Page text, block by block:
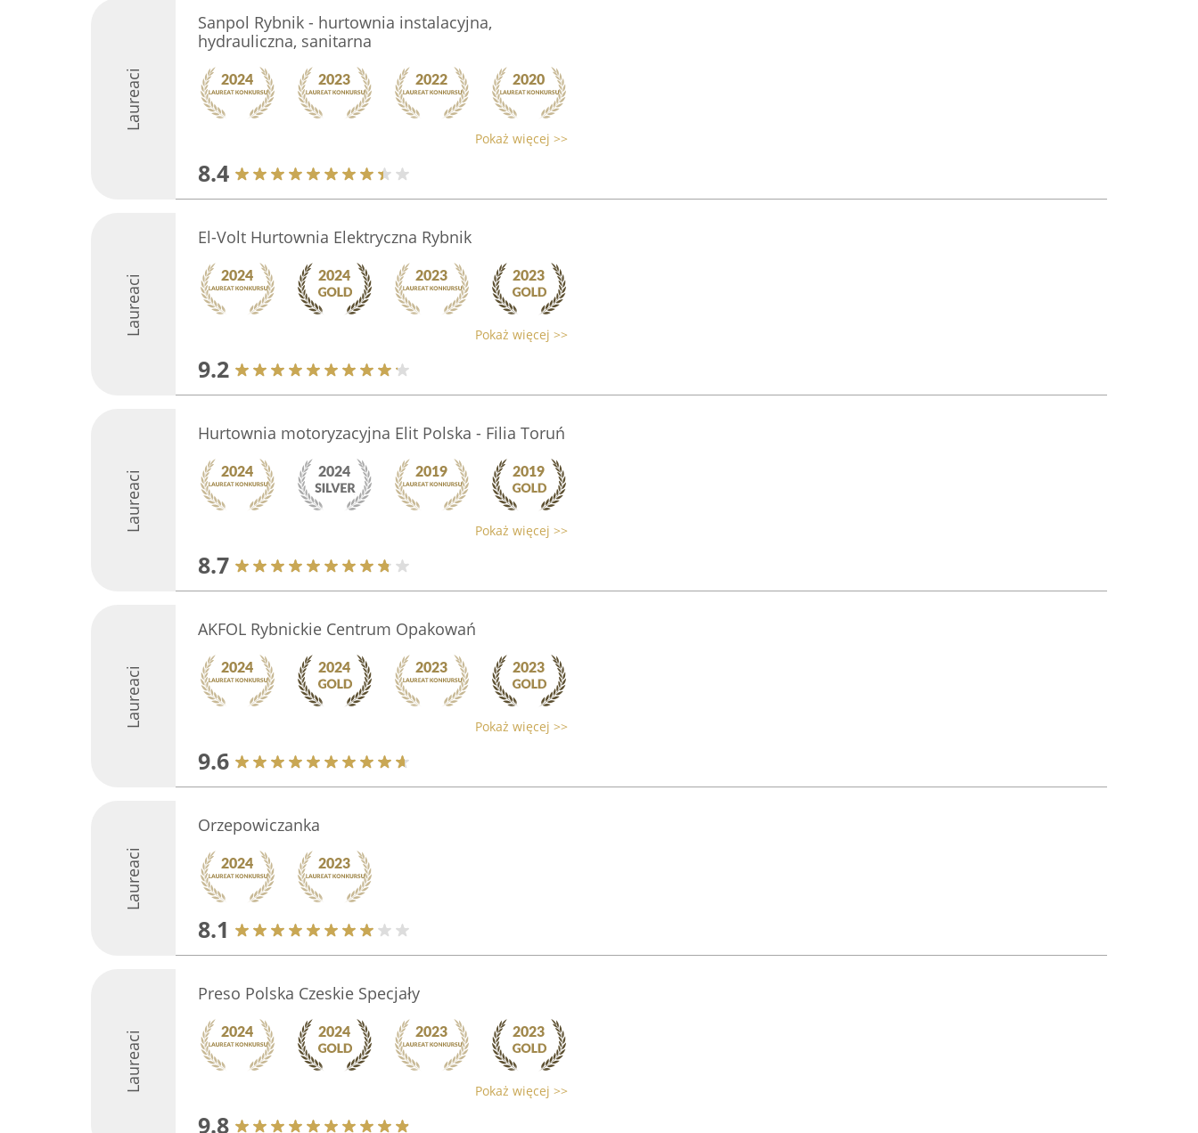
Laureaci
Sanpol Rybnik - hurtownia instalacyjna,
hydrauliczna, sanitarna
Pokaż więcej >>
8.4
Laureaci
El-Volt Hurtownia Elektryczna Rybnik
Pokaż więcej >>
9.2
Laureaci
Hurtownia motoryzacyjna Elit Polska - Filia Toruń
Pokaż więcej >>
8.7
Laureaci
AKFOL Rybnickie Centrum Opakowań
Pokaż więcej >>
9.6
Laureaci
Orzepowiczanka
8.1
Laureaci
Preso Polska Czeskie Specjały
Pokaż więcej >>
9.8